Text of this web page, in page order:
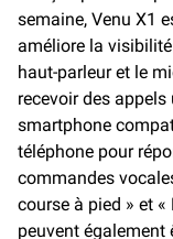
semaine, Venu X1
améliore la
haut-parleur et le
recevoir des
smartphone
téléphone pour
commandes
course à pied » et
peuvent également